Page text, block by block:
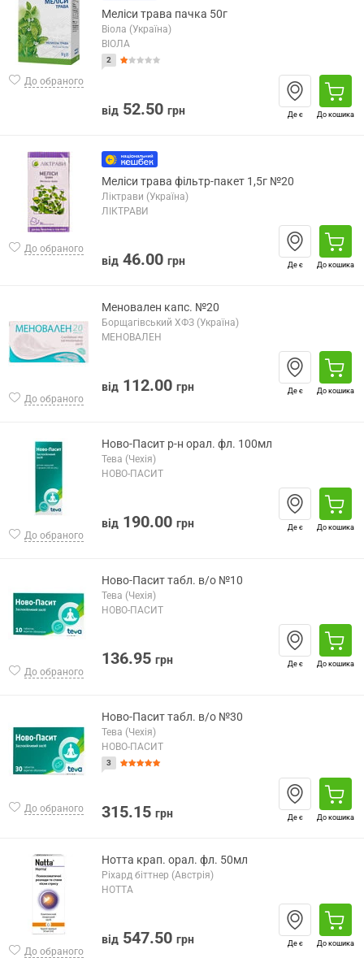
До обраного
Меліси трава пачка 50г
Віола (Україна)
ВІОЛА
2
від 52.50 грн Де є До кошика
До обраного
Меліси трава фільтр-пакет 1,5г №20
Ліктрави (Україна)
ЛІКТРАВИ
від 46.00 грн Де є До кошика
До обраного
Меновален капс. №20
Борщагівський ХФЗ (Україна)
МЕНОВАЛЕН
від 112.00 грн Де є До кошика
До обраного
Ново-Пасит р-н орал. фл. 100мл
Тева (Чехія)
НОВО-ПАСИТ
від 190.00 грн Де є До кошика
До обраного
Ново-Пасит табл. в/о №10
Тева (Чехія)
НОВО-ПАСИТ
136.95 грн Де є До кошика
До обраного
Ново-Пасит табл. в/о №30
Тева (Чехія)
НОВО-ПАСИТ
3
315.15 грн Де є До кошика
До обраного
Нотта крап. орал. фл. 50мл
Ріхард біттнер (Австрія)
НОТТА
від 547.50 грн Де є До кошика